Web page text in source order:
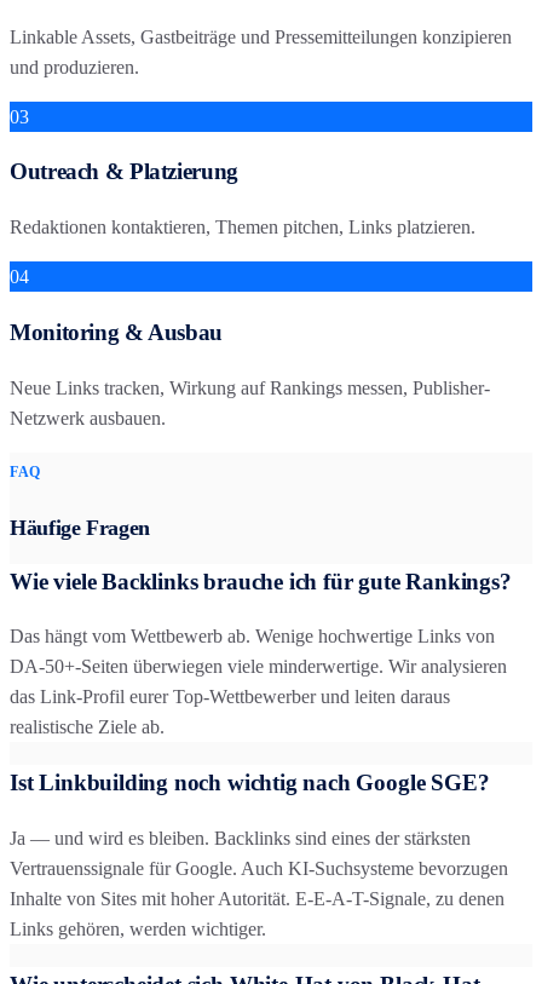
Linkable Assets, Gastbeiträge und Pressemitteilungen konzipieren
und produzieren.
03
Outreach & Platzierung
Redaktionen kontaktieren, Themen pitchen, Links platzieren.
04
Monitoring & Ausbau
Neue Links tracken, Wirkung auf Rankings messen, Publisher-
Netzwerk ausbauen.
FAQ
Häufige Fragen
Wie viele Backlinks brauche ich für gute Rankings?
Das hängt vom Wettbewerb ab. Wenige hochwertige Links von
DA-50+-Seiten überwiegen viele minderwertige. Wir analysieren
das Link-Profil eurer Top-Wettbewerber und leiten daraus
realistische Ziele ab.
Ist Linkbuilding noch wichtig nach Google SGE?
Ja — und wird es bleiben. Backlinks sind eines der stärksten
Vertrauenssignale für Google. Auch KI-Suchsysteme bevorzugen
Inhalte von Sites mit hoher Autorität. E-E-A-T-Signale, zu denen
Links gehören, werden wichtiger.